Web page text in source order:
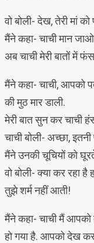
वो बोली- देख, तेरी मां को
मैंने कहा- चाची मान
अब चाची मेरी बातों में
मैंने कहा- चाची, आपको
की मुठ मार डाली.
मेरी बात सुन कर चाची
चाची बोली- अच्छा,
मैंने उनकी चूचियों को
वो बोली- क्या कर रहा
तुझे शर्म नहीं आती!
मैंने कहा- चाची मैं आपको
हो गया है. आपको देख